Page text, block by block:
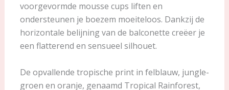
voorgevormde mousse cups liften en
ondersteunen je boezem moeiteloos. Dankzij de
horizontale belijning van de balconette creëer je
een flatterend en sensueel silhouet.
De opvallende tropische print in felblauw, jungle-
groen en oranje, genaamd Tropical Rainforest,